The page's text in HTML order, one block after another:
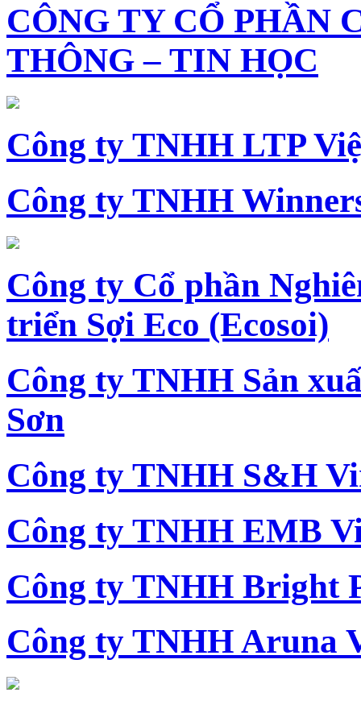
CÔNG TY CỔ PHẦN
THÔNG – TIN HỌC
Công ty TNHH LTP
Công ty TNHH
Công ty Cổ phần
triển Sợi Eco (Ecosoi)
Công ty TNHH Sản
Sơn
Công ty TNHH S&H
Công ty TNHH EMB
Công ty TNHH Bright
Công ty TNHH Aruna